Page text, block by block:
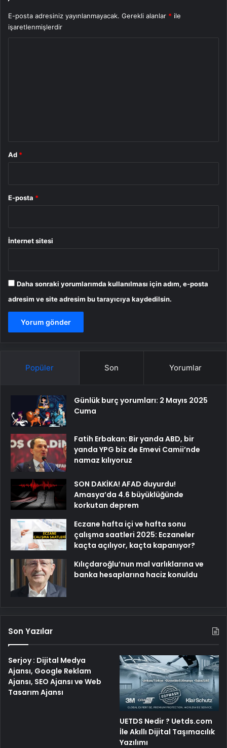
E-posta adresiniz yayınlanmayacak. Gerekli alanlar * ile
işaretlenmişlerdir
Ad *
E-posta *
İnternet sitesi
Daha sonraki yorumlarımda kullanılması için adım, e-posta
adresim ve site adresim bu tarayıcıya kaydedilsin.
Popüler Son Yorumlar
Günlük burç yorumları: 2 Mayıs 2025
Cuma
Fatih Erbakan: Bir yanda ABD, bir
yanda YPG biz de Emevi Camii’nde
namaz kılıyoruz
SON DAKİKA! AFAD duyurdu!
Amasya’da 4.6 büyüklüğünde
korkutan deprem
Eczane hafta içi ve hafta sonu
çalışma saatleri 2025: Eczaneler
kaçta açılıyor, kaçta kapanıyor?
Kılıçdaroğlu’nun mal varlıklarına ve
banka hesaplarına haciz konuldu
Son Yazılar
Serjoy : Dijital Medya
Ajansı, Google Reklam
Ajansı, SEO Ajansı ve Web
Tasarım Ajansı
UETDS Nedir ? Uetds.com
İle Akıllı Dijital Taşımacılık
Yazılımı